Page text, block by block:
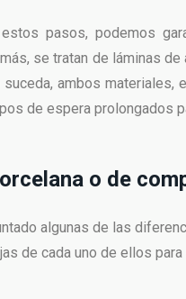
pasos, podemos
se tratan de láminas
ambos
de espera prolongados
o de
algunas de las
de cada uno de ellos